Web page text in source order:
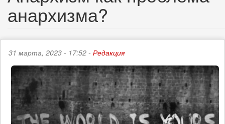
анархизма?
31 марта, 2023 - 17:52 - Редакция